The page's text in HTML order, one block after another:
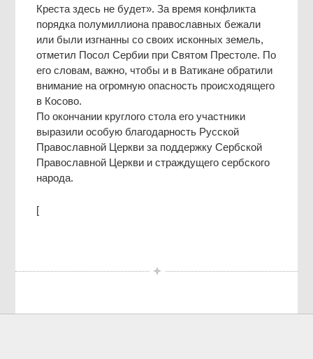
Креста здесь не будет». За время конфликта
порядка полумиллиона православных бежали
или были изгнанны со своих исконных земель,
отметил Посол Сербии при Святом Престоле. По
его словам, важно, чтобы и в Ватикане обратили
внимание на огромную опасность происходящего
в Косово.
По окончании круглого стола его участники
выразили особую благодарность Русской
Православной Церкви за поддержку Сербской
Православной Церкви и страждущего сербского
народа.
[